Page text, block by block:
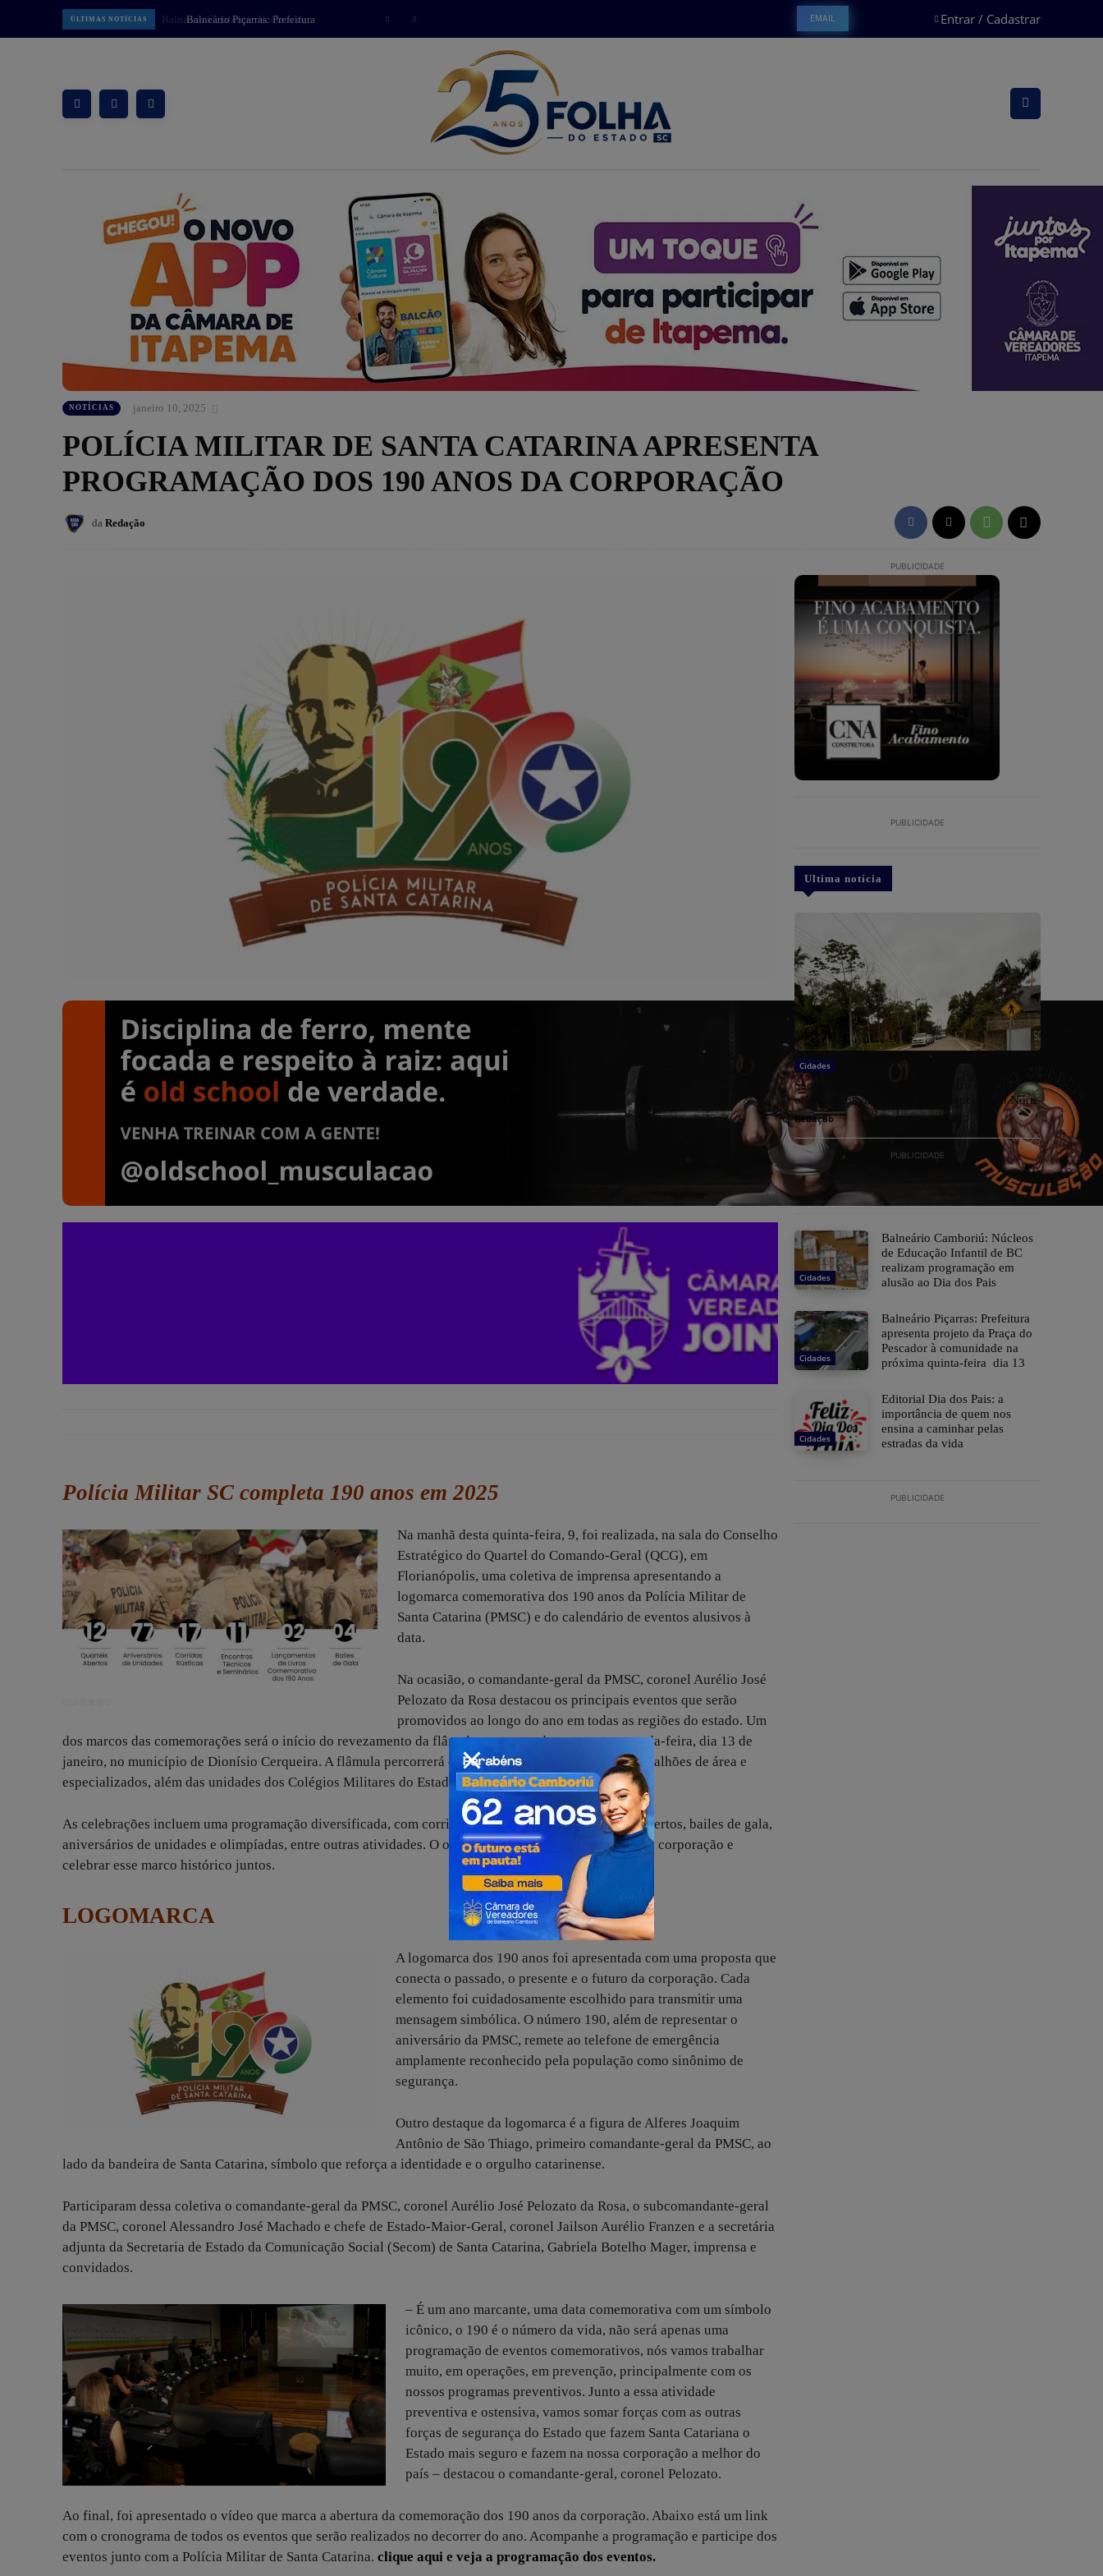
ÚLTIMAS NOTÍCIAS
Balneário Piçarras: Prefeitura
apresenta projeto da Praça do
EMAIL Entrar / Cadastrar
NOTÍCIAS janeiro 10, 2025
POLÍCIA MILITAR DE SANTA CATARINA APRESENTA
PROGRAMAÇÃO DOS 190 ANOS DA CORPORAÇÃO
da Redação
Polícia Militar SC completa 190 anos em 2025
Na manhã desta quinta-feira, 9, foi realizada, na sala do Conselho
Estratégico do Quartel do Comando-Geral (QCG), em
Florianópolis, uma coletiva de imprensa apresentando a
logomarca comemorativa dos 190 anos da Polícia Militar de
Santa Catarina (PMSC) e do calendário de eventos alusivos à
data.
Na ocasião, o comandante-geral da PMSC, coronel Aurélio José
Pelozato da Rosa destacou os principais eventos que serão
promovidos ao longo do ano em todas as regiões do estado. Um
dos marcos das comemorações será o início do revezamento da flâmula, programado para esta segunda-feira, dia 13 de
janeiro, no município de Dionísio Cerqueira. A flâmula percorrerá os Grandes Comandos, todos os batalhões de área e
especializados, além das unidades dos Colégios Militares do Estado.
As celebrações incluem uma programação diversificada, com corridas rústicas, eventos de quartéis abertos, bailes de gala,
aniversários de unidades e olimpíadas, entre outras atividades. O objetivo é aproximar a população da corporação e
celebrar esse marco histórico juntos.
LOGOMARCA
A logomarca dos 190 anos foi apresentada com uma proposta que
conecta o passado, o presente e o futuro da corporação. Cada
elemento foi cuidadosamente escolhido para transmitir uma
mensagem simbólica. O número 190, além de representar o
aniversário da PMSC, remete ao telefone de emergência
amplamente reconhecido pela população como sinônimo de
segurança.
Outro destaque da logomarca é a figura de Alferes Joaquim
Antônio de São Thiago, primeiro comandante-geral da PMSC, ao
lado da bandeira de Santa Catarina, símbolo que reforça a identidade e o orgulho catarinense.
Participaram dessa coletiva o comandante-geral da PMSC, coronel Aurélio José Pelozato da Rosa, o subcomandante-geral
da PMSC, coronel Alessandro José Machado e chefe de Estado-Maior-Geral, coronel Jailson Aurélio Franzen e a secretária
adjunta da Secretaria de Estado da Comunicação Social (Secom) de Santa Catarina, Gabriela Botelho Mager, imprensa e
convidados.
– É um ano marcante, uma data comemorativa com um símbolo
icônico, o 190 é o número da vida, não será apenas uma
programação de eventos comemorativos, nós vamos trabalhar
muito, em operações, em prevenção, principalmente com os
nossos programas preventivos. Junto a essa atividade
preventiva e ostensiva, vamos somar forças com as outras
forças de segurança do Estado que fazem Santa Catariana o
Estado mais seguro e fazem na nossa corporação a melhor do
país – destacou o comandante-geral, coronel Pelozato.
Ao final, foi apresentado o vídeo que marca a abertura da comemoração dos 190 anos da corporação. Abaixo está um link
com o cronograma de todos os eventos que serão realizados no decorrer do ano. Acompanhe a programação e participe dos
eventos junto com a Polícia Militar de Santa Catarina. clique aqui e veja a programação dos eventos.
PUBLICIDADE
PUBLICIDADE
Ultima notícia
Cidades
São João Batista: Prefeitura realiza entrega
oficial de pavimentação na Ribanceira do Norte
Redação
PUBLICIDADE
Cidades
Balneário Camboriú: Núcleos
de Educação Infantil de BC
realizam programação em
alusão ao Dia dos Pais
Cidades
Balneário Piçarras: Prefeitura
apresenta projeto da Praça do
Pescador à comunidade na
próxima quinta-feira dia 13
Cidades
Editorial Dia dos Pais: a
importância de quem nos
ensina a caminhar pelas
estradas da vida
PUBLICIDADE